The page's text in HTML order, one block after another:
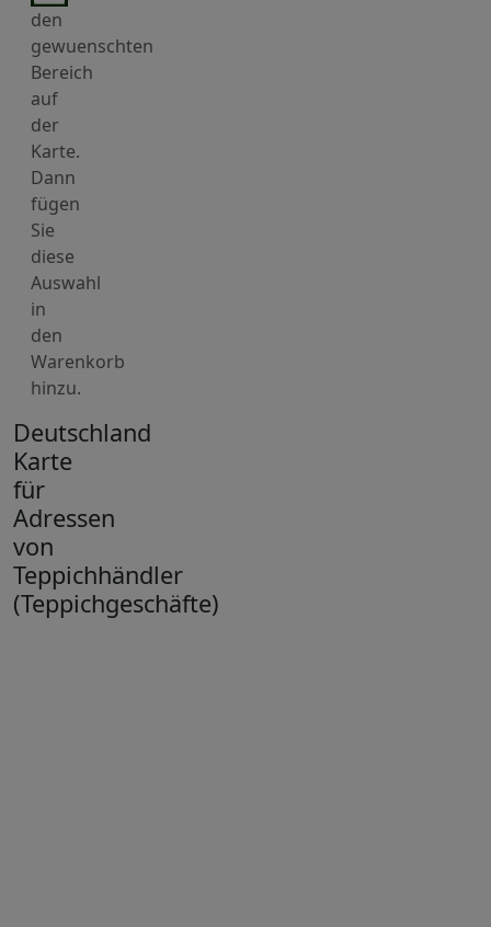
den
gewuenschten
Bereich
auf
der
Karte.
Dann
fügen
Sie
diese
Auswahl
in
den
Warenkorb
hinzu.
Deutschland
Karte
für
Adressen
von
Teppichhändler
(Teppichgeschäfte)